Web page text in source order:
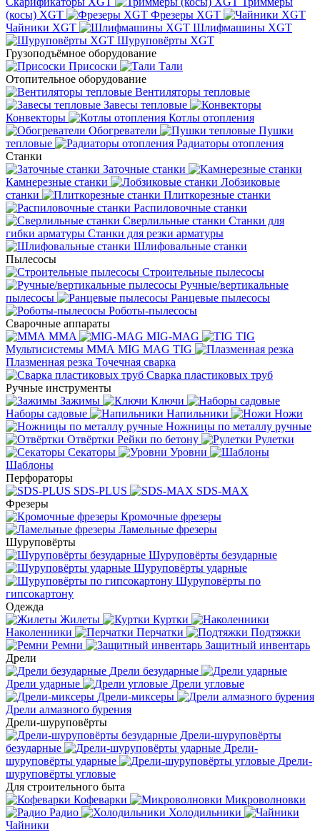
(косы) XGT
Фрезеры XGT
Чайники XGT
Шлифмашины XGT
Шуруповёрты XGT
Грузоподъёмное оборудование
Присоски
Тали
Отопительное оборудование
Вентиляторы тепловые
Завесы тепловые
Конвекторы
Котлы отопления
Обогреватели
Пушки
тепловые
Радиаторы отопления
Станки
Заточные станки
Камнерезные станки
Лобзиковые
станки
Плиткорезные станки
Распиловочные станки
Сверлильные станки Станки для
гибки арматуры Станки для резки арматуры
Шлифовальные станки
Пылесосы
Строительные пылесосы
Ручные/вертикальные
пылесосы
Ранцевые пылесосы
Роботы-пылесосы
Сварочные аппараты
MMA
MIG-MAG
TIG
Мультисистемы ММА MIG MAG TIG
Плазменная резка Точечная сварка
Cварка пластиковых труб
Ручные инструменты
Зажимы
Ключи
Наборы садовые
Напильники
Ножи
Ножницы по металлу ручные
Отвёртки Рейки по бетону
Рулетки
Секаторы
Уровни
Шаблоны
Перфораторы
SDS-PLUS
SDS-MAX
Фрезеры
Кромочные фрезеры
Ламельные фрезеры
Шуруповёрты
Шуруповёрты безударные
Шуруповёрты ударные
Шуруповёрты по
гипсокартону
Одежда
Жилеты
Куртки
Наколенники
Перчатки
Подтяжки
Ремни
Защитный инвентарь
Дрели
Дрели безударные
Дрели ударные
Дрели угловые
Дрели-миксеры
Дрели алмазного бурения
Дрели-шуруповёрты
Дрели-шуруповёрты
безударные
Дрели-
шуруповёрты ударные
Дрели-
шуруповёрты угловые
Для строительного быта
Кофеварки
Микроволновки
Радио
Холодильники
Чайники